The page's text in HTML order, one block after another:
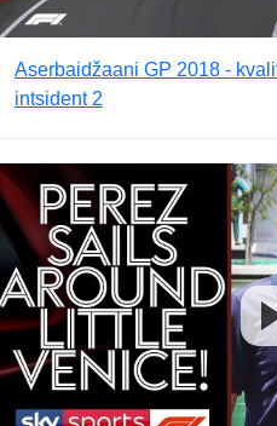
Aserbaidžaani GP 2018 -
intsident 2